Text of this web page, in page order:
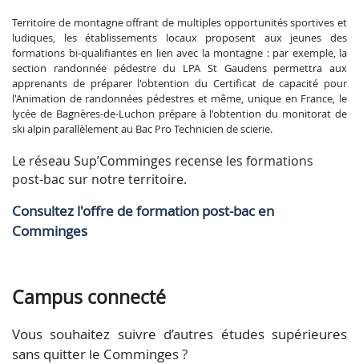
Territoire de montagne offrant de multiples opportunités sportives et
ludiques, les établissements locaux proposent aux jeunes des
formations bi-qualifiantes en lien avec la montagne : par exemple, la
section randonnée pédestre du LPA St Gaudens permettra aux
apprenants de préparer l'obtention du Certificat de capacité pour
l'Animation de randonnées pédestres et même, unique en France, le
lycée de Bagnères-de-Luchon prépare à l'obtention du monitorat de
ski alpin parallèlement au Bac Pro Technicien de scierie.
Le réseau Sup’Comminges recense les formations
post-bac sur notre territoire.
Consultez l'offre de formation post-bac en
Comminges
Campus connecté
Vous souhaitez suivre d’autres études supérieures
sans quitter le Comminges ?